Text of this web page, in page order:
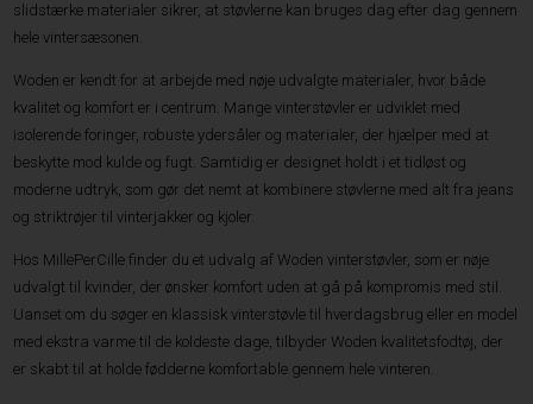
slidstærke materialer sikrer, at støvlerne kan bruges dag efter dag gennem
hele vintersæsonen.
Woden er kendt for at arbejde med nøje udvalgte materialer, hvor både
kvalitet og komfort er i centrum. Mange vinterstøvler er udviklet med
isolerende foringer, robuste ydersåler og materialer, der hjælper med at
beskytte mod kulde og fugt. Samtidig er designet holdt i et tidløst og
moderne udtryk, som gør det nemt at kombinere støvlerne med alt fra jeans
og striktrøjer til vinterjakker og kjoler.
Hos MillePerCille finder du et udvalg af Woden vinterstøvler, som er nøje
udvalgt til kvinder, der ønsker komfort uden at gå på kompromis med stil.
Uanset om du søger en klassisk vinterstøvle til hverdagsbrug eller en model
med ekstra varme til de koldeste dage, tilbyder Woden kvalitetsfodtøj, der
er skabt til at holde fødderne komfortable gennem hele vinteren.